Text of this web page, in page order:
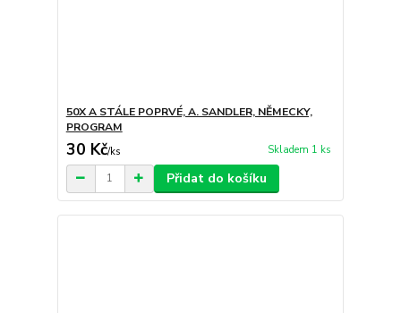
50X A STÁLE POPRVÉ, A. SANDLER, NĚMECKY,
PROGRAM
30 Kč/ks Skladem 1 ks
Přidat do košíku